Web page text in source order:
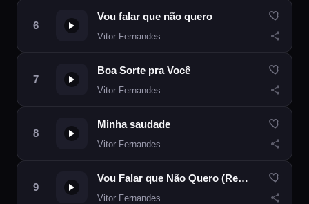
Vou falar que não quero
Vitor Fernandes
Boa Sorte pra Você
Vitor Fernandes
Minha saudade
Vitor Fernandes
Vou Falar que Não Quero (Remix)
Vitor Fernandes